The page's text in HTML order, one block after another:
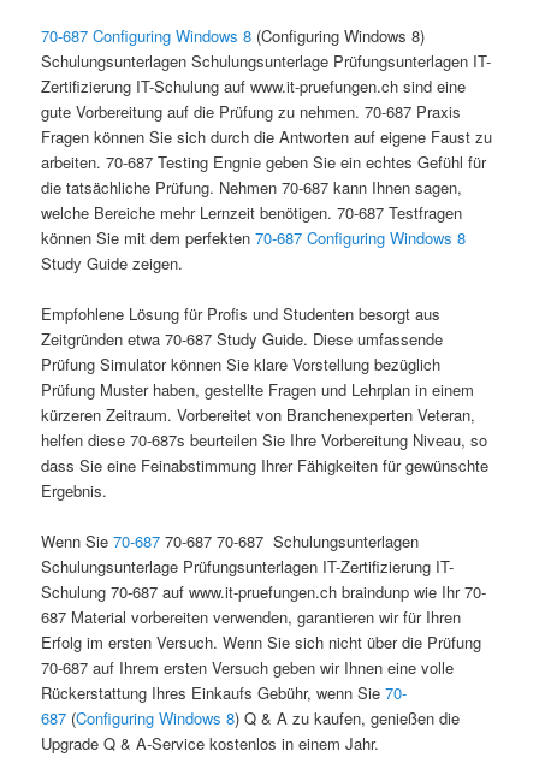
70-687 Configuring Windows 8 (Configuring Windows 8)
Schulungsunterlagen Schulungsunterlage Prüfungsunterlagen IT-
Zertifizierung IT-Schulung auf www.it-pruefungen.ch sind eine
gute Vorbereitung auf die Prüfung zu nehmen. 70-687 Praxis
Fragen können Sie sich durch die Antworten auf eigene Faust zu
arbeiten. 70-687 Testing Engnie geben Sie ein echtes Gefühl für
die tatsächliche Prüfung. Nehmen 70-687 kann Ihnen sagen,
welche Bereiche mehr Lernzeit benötigen. 70-687 Testfragen
können Sie mit dem perfekten70-687 Configuring Windows 8
Study Guide zeigen.
Empfohlene Lösung für Profis und Studenten besorgt aus
Zeitgründen etwa 70-687 Study Guide. Diese umfassende
Prüfung Simulator können Sie klare Vorstellung bezüglich
Prüfung Muster haben, gestellte Fragen und Lehrplan in einem
kürzeren Zeitraum. Vorbereitet von Branchenexperten Veteran,
helfen diese 70-687s beurteilen Sie Ihre Vorbereitung Niveau, so
dass Sie eine Feinabstimmung Ihrer Fähigkeiten für gewünschte
Ergebnis.
Wenn Sie70-687 70-687 70-687 Schulungsunterlagen
Schulungsunterlage Prüfungsunterlagen IT-Zertifizierung IT-
Schulung 70-687 auf www.it-pruefungen.ch braindunp wie Ihr 70-
687 Material vorbereiten verwenden, garantieren wir für Ihren
Erfolg im ersten Versuch. Wenn Sie sich nicht über die Prüfung
70-687 auf Ihrem ersten Versuch geben wir Ihnen eine volle
Rückerstattung Ihres Einkaufs Gebühr, wenn Sie70-
687 (Configuring Windows 8) Q & A zu kaufen, genießen die
Upgrade Q & A-Service kostenlos in einem Jahr.